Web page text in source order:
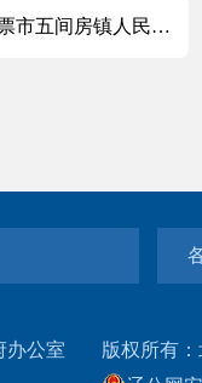
北票市五间房镇人民政府2025年政府信息公开工作年度报告
办公室
版权所有